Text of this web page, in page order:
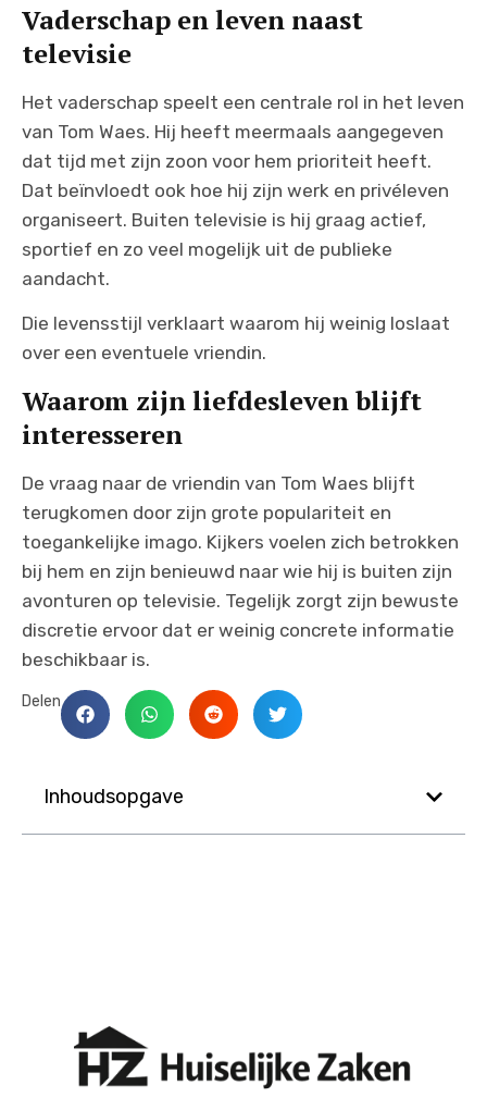
Vaderschap en leven naast
televisie
Het vaderschap speelt een centrale rol in het leven
van Tom Waes. Hij heeft meermaals aangegeven
dat tijd met zijn zoon voor hem prioriteit heeft.
Dat beïnvloedt ook hoe hij zijn werk en privéleven
organiseert. Buiten televisie is hij graag actief,
sportief en zo veel mogelijk uit de publieke
aandacht.
Die levensstijl verklaart waarom hij weinig loslaat
over een eventuele vriendin.
Waarom zijn liefdesleven blijft
interesseren
De vraag naar de vriendin van Tom Waes blijft
terugkomen door zijn grote populariteit en
toegankelijke imago. Kijkers voelen zich betrokken
bij hem en zijn benieuwd naar wie hij is buiten zijn
avonturen op televisie. Tegelijk zorgt zijn bewuste
discretie ervoor dat er weinig concrete informatie
beschikbaar is.
Delen
Inhoudsopgave